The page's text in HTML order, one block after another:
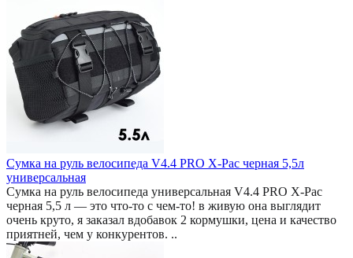
Сумка на руль велосипеда V4.4 PRO X-Pac черная 5,5л
универсальная
Сумка на руль велосипеда универсальная V4.4 PRO X-Pac
черная 5,5 л — это что-то с чем-то! в живую она выглядит
очень круто, я заказал вдобавок 2 кормушки, цена и качество
приятней, чем у конкурентов. ..